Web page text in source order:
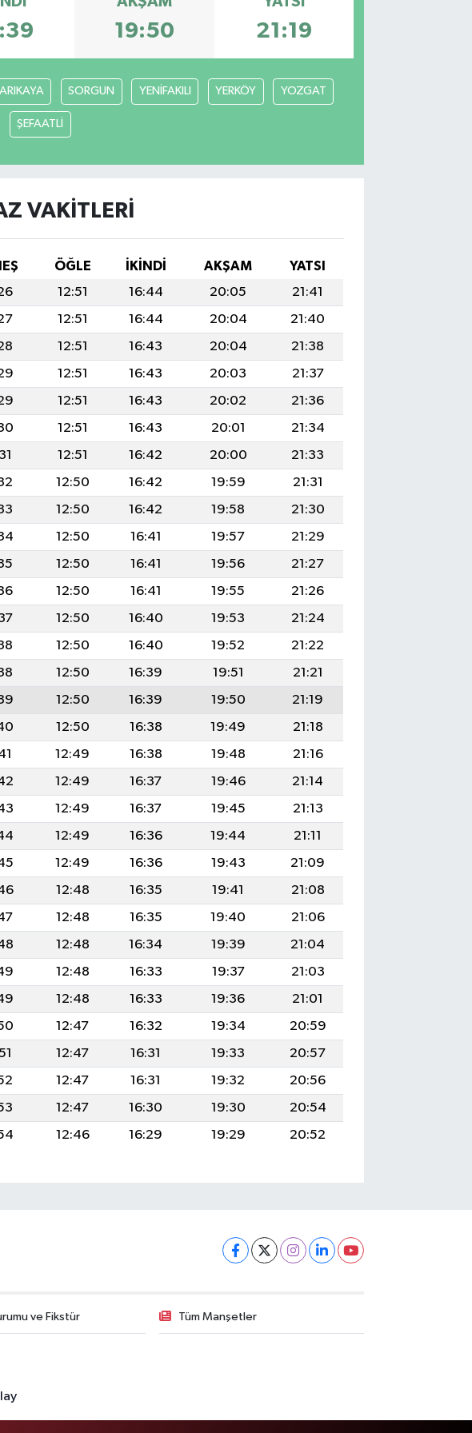
19:50 21:19
SORGUN YENİFAKILI YERKÖY YOZGAT
ŞEFAATLİ
VAKITLERI
ÖĞLE İKINDI AKŞAM
YATSI
12:51 16:44 20:05
21:41
12:51 16:44 20:04
21:40
12:51 16:43 20:04
21:38
12:51 16:43 20:03
21:37
12:51 16:43 20:02
21:36
12:51 16:43 20:01
21:34
12:51 16:42 20:00
21:33
12:50 16:42 19:59
21:31
12:50 16:42 19:58
21:30
12:50 16:41 19:57
21:29
12:50 16:41 19:56
21:27
12:50 16:41 19:55
21:26
12:50 16:40 19:53
21:24
12:50 16:40 19:52
21:22
12:50 16:39 19:51
21:21
12:50 16:39 19:50
21:19
12:50 16:38 19:49
21:18
12:49 16:38 19:48
21:16
12:49 16:37 19:46
21:14
12:49 16:37 19:45
21:13
12:49 16:36 19:44
21:11
12:49 16:36 19:43
21:09
12:48 16:35 19:41
21:08
12:48 16:35 19:40
21:06
12:48 16:34 19:39
21:04
12:48 16:33 19:37
21:03
12:48 16:33 19:36
21:01
12:47 16:32 19:34
20:59
12:47 16:31 19:33
20:57
12:47 16:31 19:32
20:56
12:47 16:30 19:30
20:54
12:46 16:29 19:29 20:52
ve Fikstür Tüm Manşetler